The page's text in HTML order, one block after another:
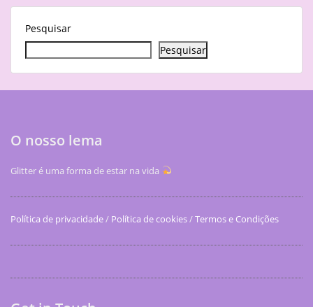
Pesquisar
Pesquisar
O nosso lema
Glitter é uma forma de estar na vida
Política de privacidade/ Política de cookies/Termos e Condições